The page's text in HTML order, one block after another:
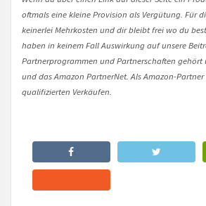
oftmals eine kleine Provision als Vergütung. Für
keinerlei Mehrkosten und dir bleibt frei wo du
haben in keinem Fall Auswirkung auf unsere
Partnerprogrammen und Partnerschaften gehört
und das Amazon PartnerNet. Als Amazon-
qualifizierten Verkäufen.